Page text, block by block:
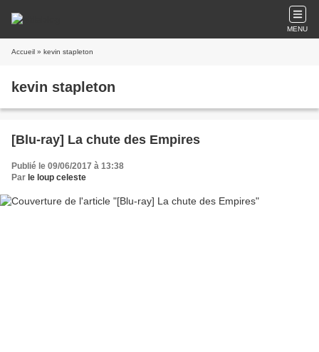
MENU
Accueil » kevin stapleton
kevin stapleton
[Blu-ray] La chute des Empires
Publié le 09/06/2017 à 13:38
Par le loup celeste